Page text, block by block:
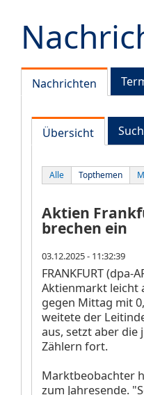
Nachrichten
Übersicht
Alle Topthemen
Aktien
brechen ein
03.12.2025 - 11:32:39
FRANKFURT
Aktienmarkt leicht
gegen Mittag mit
weitete der
aus, setzt aber die
Zählern fort.
Marktbeobachter
zum Jahresende.